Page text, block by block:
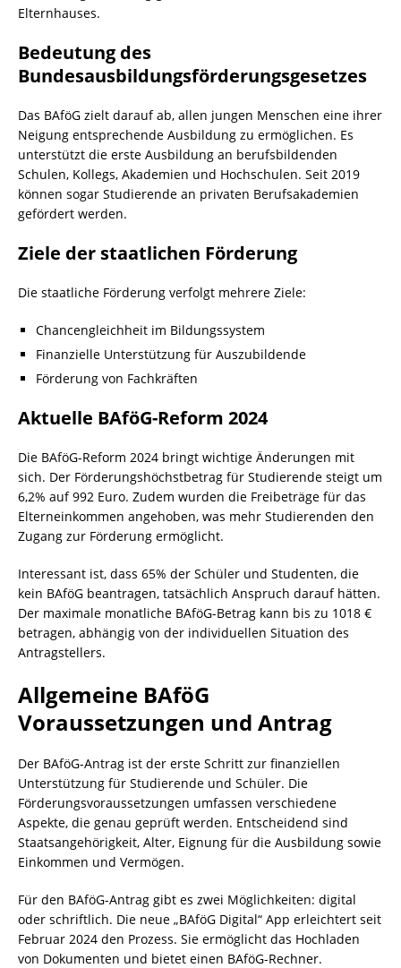
Elternhauses.
Bedeutung des
Bundesausbildungsförderungsgesetzes
Das BAföG zielt darauf ab, allen jungen Menschen eine ihrer
Neigung entsprechende Ausbildung zu ermöglichen. Es
unterstützt die erste Ausbildung an berufsbildenden
Schulen, Kollegs, Akademien und Hochschulen. Seit 2019
können sogar Studierende an privaten Berufsakademien
gefördert werden.
Ziele der staatlichen Förderung
Die staatliche Förderung verfolgt mehrere Ziele:
Chancengleichheit im Bildungssystem
Finanzielle Unterstützung für Auszubildende
Förderung von Fachkräften
Aktuelle BAföG-Reform 2024
Die BAföG-Reform 2024 bringt wichtige Änderungen mit
sich. Der Förderungshöchstbetrag für Studierende steigt um
6,2% auf 992 Euro. Zudem wurden die Freibeträge für das
Elterneinkommen angehoben, was mehr Studierenden den
Zugang zur Förderung ermöglicht.
Interessant ist, dass 65% der Schüler und Studenten, die
kein BAföG beantragen, tatsächlich Anspruch darauf hätten.
Der maximale monatliche BAföG-Betrag kann bis zu 1018 €
betragen, abhängig von der individuellen Situation des
Antragstellers.
Allgemeine BAföG
Voraussetzungen und Antrag
Der BAföG-Antrag ist der erste Schritt zur finanziellen
Unterstützung für Studierende und Schüler. Die
Förderungsvoraussetzungen umfassen verschiedene
Aspekte, die genau geprüft werden. Entscheidend sind
Staatsangehörigkeit, Alter, Eignung für die Ausbildung sowie
Einkommen und Vermögen.
Für den BAföG-Antrag gibt es zwei Möglichkeiten: digital
oder schriftlich. Die neue „BAföG Digital“ App erleichtert seit
Februar 2024 den Prozess. Sie ermöglicht das Hochladen
von Dokumenten und bietet einen BAföG-Rechner.